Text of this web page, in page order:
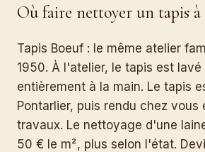
Où faire nettoyer un tapis
Tapis Boeuf : le même atelier
1950. À l'atelier, le tapis est lavé
entièrement à la main. Le tapis
Pontarlier, puis rendu chez vous
travaux. Le nettoyage d'une
50 € le m², plus selon l'état.